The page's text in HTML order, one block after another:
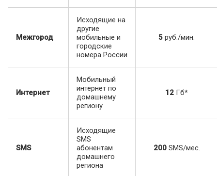
Межгород
Исходящие на
другие
мобильные и
городские
номера России
5 руб./мин.
Интернет
Мобильный
интернет по
домашнему
региону
12 Гб*
SMS
Исходящие
SMS
абонентам
домашнего
региона
200SMS/мес.